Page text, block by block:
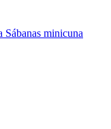
Sábanas minicuna